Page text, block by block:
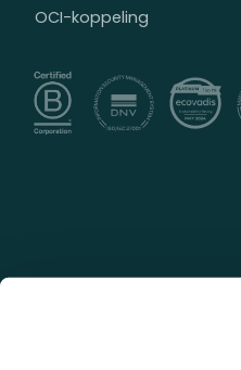
OCI-koppeling